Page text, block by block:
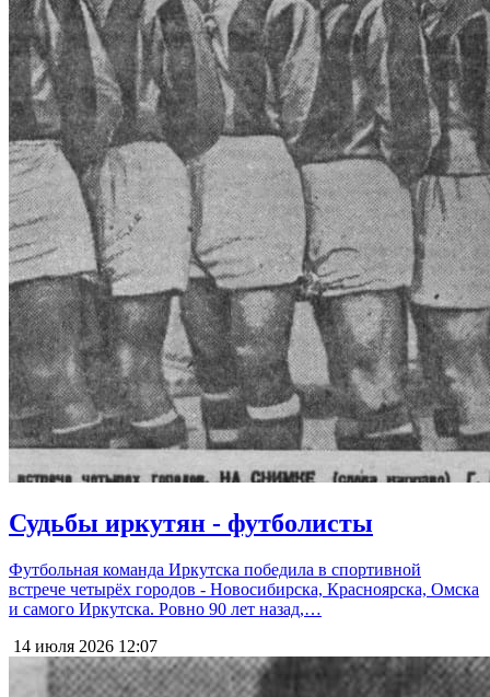
Судьбы иркутян - футболисты
Футбольная команда Иркутска победила в спортивной
встрече четырёх городов - Новосибирска, Красноярска, Омска
и самого Иркутска. Ровно 90 лет назад,…
14 июля 2026 12:07